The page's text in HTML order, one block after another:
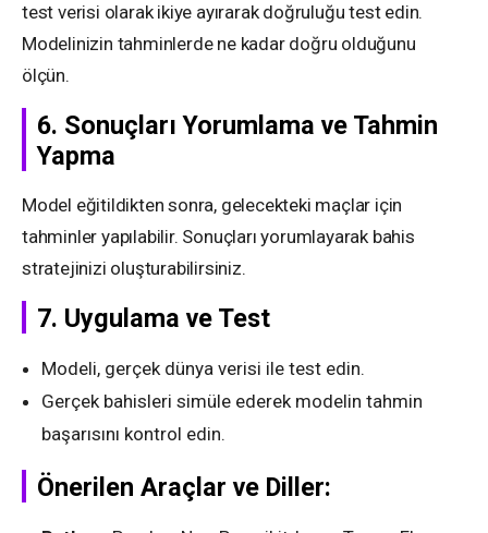
test verisi olarak ikiye ayırarak doğruluğu test edin.
Modelinizin tahminlerde ne kadar doğru olduğunu
ölçün.
6. Sonuçları Yorumlama ve Tahmin
Yapma
Model eğitildikten sonra, gelecekteki maçlar için
tahminler yapılabilir. Sonuçları yorumlayarak bahis
stratejinizi oluşturabilirsiniz.
7. Uygulama ve Test
Modeli, gerçek dünya verisi ile test edin.
Gerçek bahisleri simüle ederek modelin tahmin
başarısını kontrol edin.
Önerilen Araçlar ve Diller: